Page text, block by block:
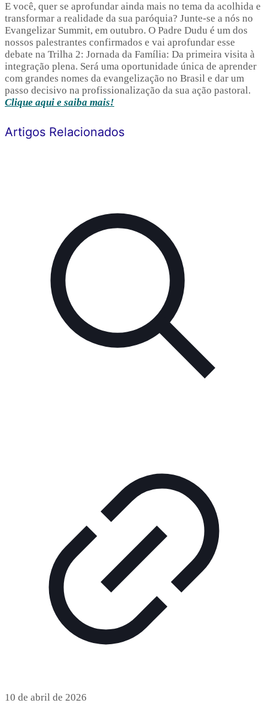
E você, quer se aprofundar ainda mais no tema da acolhida e
transformar a realidade da sua paróquia? Junte-se a nós no
Evangelizar Summit, em outubro. O Padre Dudu é um dos
nossos palestrantes confirmados e vai aprofundar esse
debate na Trilha 2: Jornada da Família: Da primeira visita à
integração plena. Será uma oportunidade única de aprender
com grandes nomes da evangelização no Brasil e dar um
passo decisivo na profissionalização da sua ação pastoral.
Clique aqui e saiba mais!
Artigos Relacionados
10 de abril de 2026